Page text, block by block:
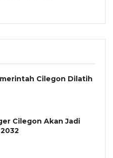
Cilegon Dilatih
Cilegon Akan Jadi